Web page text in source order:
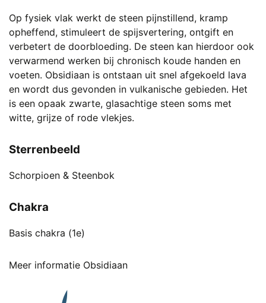
Op fysiek vlak werkt de steen pijnstillend, kramp
opheffend, stimuleert de spijsvertering, ontgift en
verbetert de doorbloeding. De steen kan hierdoor ook
verwarmend werken bij chronisch koude handen en
voeten. Obsidiaan is ontstaan uit snel afgekoeld lava
en wordt dus gevonden in vulkanische gebieden. Het
is een opaak zwarte, glasachtige steen soms met
witte, grijze of rode vlekjes.
Sterrenbeeld
Schorpioen & Steenbok
Chakra
Basis chakra (1e)
Meer informatie Obsidiaan